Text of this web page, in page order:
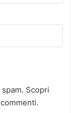
Scopri
.